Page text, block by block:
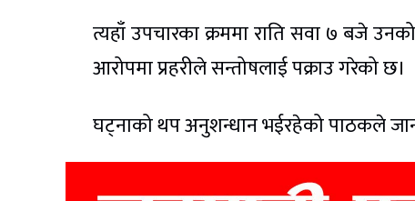
त्यहाँ उपचारका क्रममा राति सवा ७ बजे
आरोपमा प्रहरीले सन्तोषलाई पक्राउ गरेको छ।
घट्नाको थप अनुशन्धान भईरहेको पाठकले